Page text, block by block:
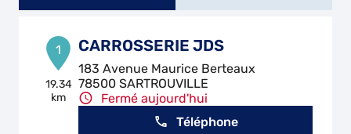
1
19.34
km
CARROSSERIE JDS
183 Avenue Maurice Berteaux
78500 SARTROUVILLE
Fermé aujourd'hui
Téléphone